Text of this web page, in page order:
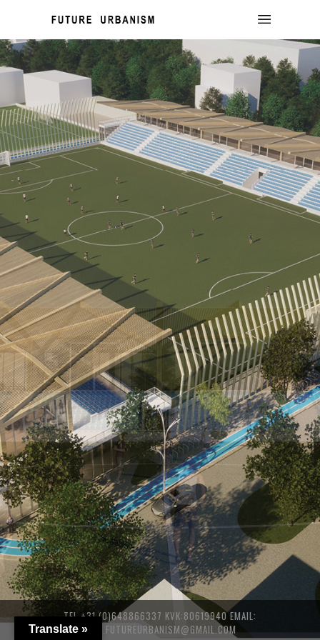
TEL +31 (0)648866337 KVK:80619940 EMAIL:
INFO.FUTUREURBANISM@GMAIL.COM
Translate »